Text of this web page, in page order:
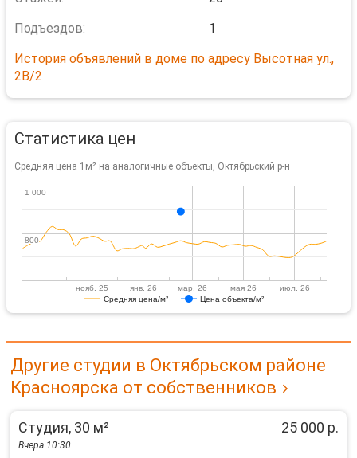
Подъездов:
1
История объявлений в доме по адресу Высотная ул.,
2В/2
Статистика цен
Средняя цена 1м² на аналогичные объекты, Октябрьский р-н
Средняя цена/м² Цена объекта/м²
нояб. 25 янв. 26 мар. 26 мая 26 июл. 26
800
800
1 000
1 000
Другие студии в Октябрьском районе
Красноярска от собственников
Студия, 30 м² 25 000 р.
Вчера 10:30